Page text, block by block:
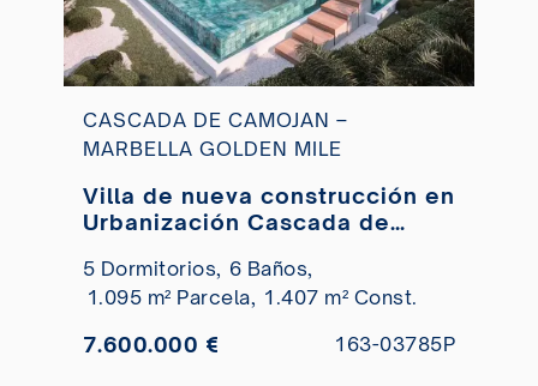
CASCADA DE CAMOJAN –
MARBELLA GOLDEN MILE
Villa de nueva construcción en
Urbanización Cascada de
panorámicas al mar en venta
5 Dormitorios, 6 Baños,
1.095 m² Parcela, 1.407 m² Const.
7.600.000 € 163-03785P